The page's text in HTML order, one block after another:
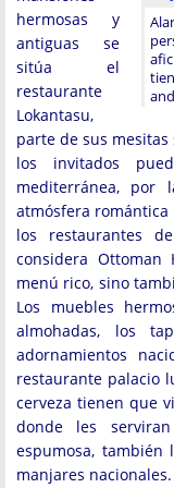
hermosas y
antiguas se
sitúa el
restaurante
Lokantasu,
parte de sus
los invitados
mediterránea, por
atmósfera
los restaurantes
considera
menú rico, sino
Los muebles
almohadas, los
adornamientos
restaurante palacio
cerveza tienen que
donde les
espumosa, también
manjares nacionales.